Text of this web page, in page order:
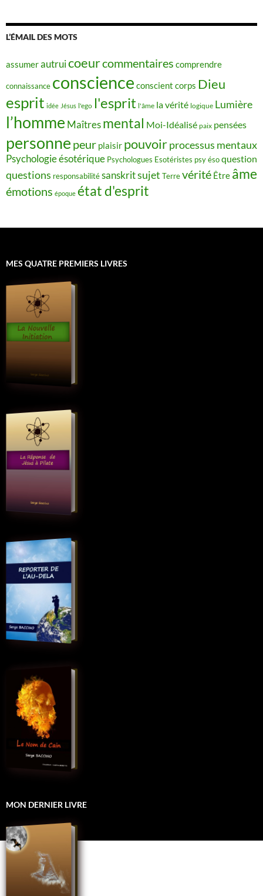
L’ÉMAIL DES MOTS
assumerautruicoeurcommentaires comprendre
connaissance conscience conscient corps Dieu
esprit idée Jésus l'ego l'esprit l'âme la vérité logique Lumière
l’homme Maîtres mental Moi-Idéalisé paix pensées
personne peur plaisir pouvoirprocessus mentaux
Psychologie ésotérique Psychologues Esotéristes psy ésoquestion
questions responsabilitésanskritsujet Terrevérité Être âme
émotions époque état d'esprit
MES QUATRE PREMIERS LIVRES
MON DERNIER LIVRE